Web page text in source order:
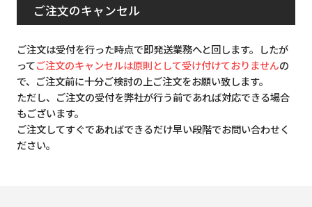
ご注文のキャンセル
ご注文は受付を行った時点で即発送業務へと回します。したが
ってご注文のキャンセルは原則として受け付けておりませんの
で、ご注文前に十分ご検討の上ご注文をお願い致します。
ただし、ご注文の受付を弊社が行う前であれば対応できる場合
もございます。
ご注文してすぐであればできるだけ早い段階でお問い合わせく
ださい。